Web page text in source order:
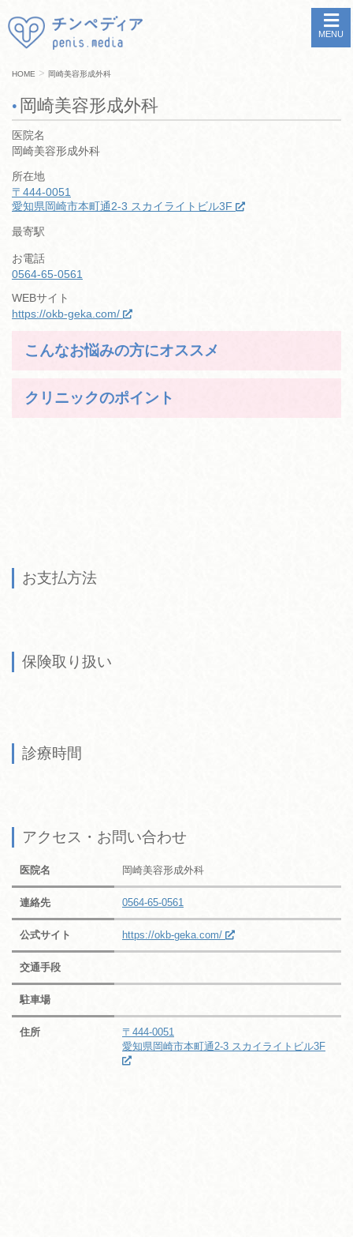
MENU
HOME > 岡崎美容形成外科
岡崎美容形成外科
医院名
岡崎美容形成外科
所在地
〒444-0051
愛知県岡崎市本町通2-3 スカイライトビル3F
最寄駅
お電話
0564-65-0561
WEBサイト
https://okb-geka.com/
こんなお悩みの方にオススメ
クリニックのポイント
お支払方法
保険取り扱い
診療時間
アクセス・お問い合わせ
医院名 岡崎美容形成外科
連絡先 0564-65-0561
公式サイト https://okb-geka.com/
交通手段
駐車場
住所
〒444-0051
愛知県岡崎市本町通2-3 スカイライトビル3F